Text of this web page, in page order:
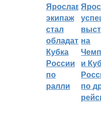
Ярославский
экипаж
стал
обладателем
Кубка
России
по
ралли
на
и
по